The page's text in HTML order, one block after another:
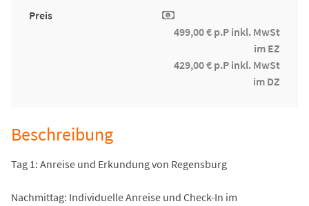
Preis
499,00 € p.P inkl. MwSt
im EZ
429,00 € p.P inkl. MwSt
im DZ
Beschreibung
Tag 1: Anreise und Erkundung von Regensburg
Nachmittag: Individuelle Anreise und Check-In im